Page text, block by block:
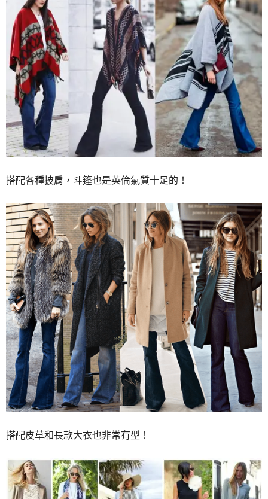
搭配各種披肩，斗篷也是英倫氣質十足的！
搭配皮草和長款大衣也非常有型！